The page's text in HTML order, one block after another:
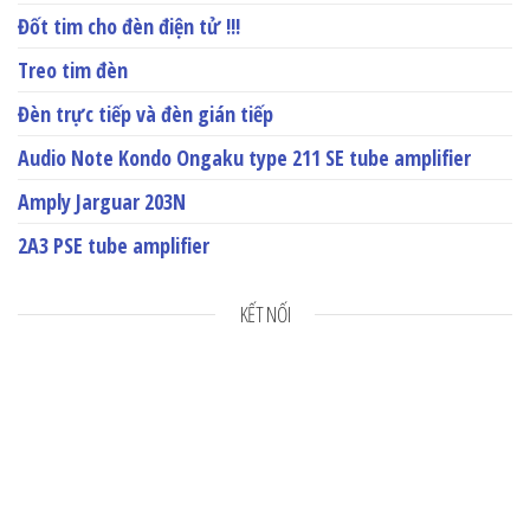
Đốt tim cho đèn điện tử !!!
Treo tim đèn
Đèn trực tiếp và đèn gián tiếp
Audio Note Kondo Ongaku type 211 SE tube amplifier
Amply Jarguar 203N
2A3 PSE tube amplifier
KẾT NỐI